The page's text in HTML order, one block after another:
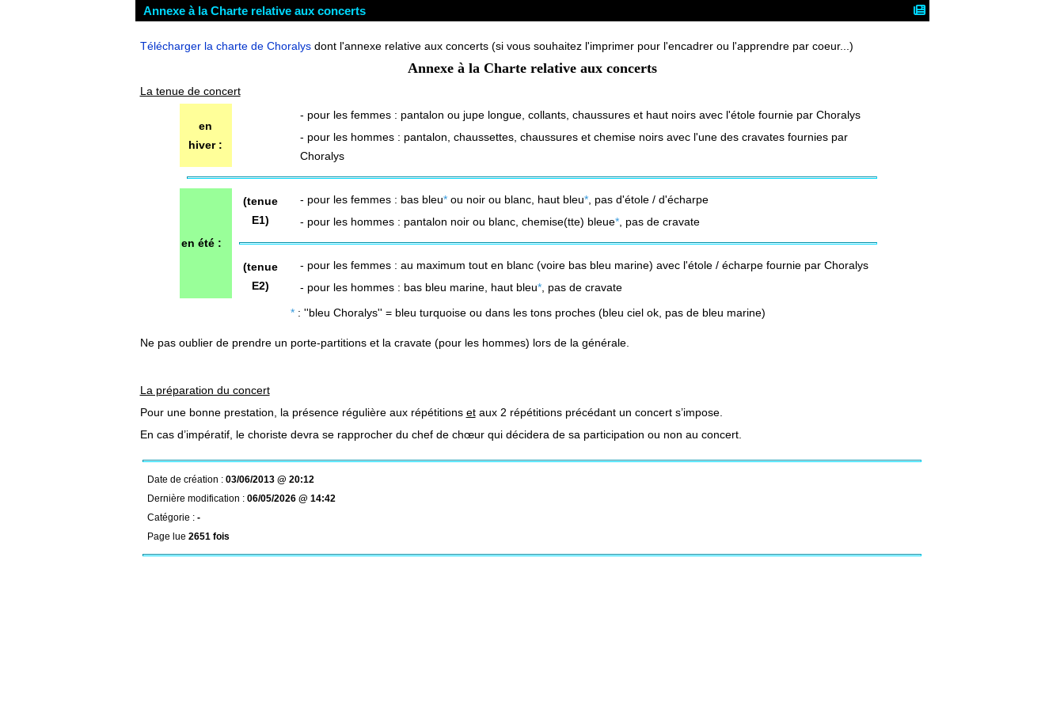
Annexe à la Charte relative aux concerts
Télécharger la charte de Choralysdont l'annexe relative aux concerts (si vous souhaitez l'imprimer pour l'encadrer ou l'apprendre par coeur...)
Annexe à la Charte relative aux concerts
La tenue de concert
en
hiver :
- pour les femmes : pantalon ou jupe longue, collants, chaussures et haut noirs avec l'étole fournie par Choralys
- pour les hommes : pantalon, chaussettes, chaussures et chemise noirs avec l'une des cravates fournies par
Choralys
en été :
(tenue
E1)
- pour les femmes : bas bleu*ou noir ou blanc, haut bleu*, pas d'étole / d'écharpe
- pour les hommes : pantalon noirou blanc, chemise(tte) bleue*, pas de cravate
(tenue
E2)
- pour les femmes : au maximum tout en blanc (voire bas bleu marine) avec l'étole / écharpe fournie par Choralys
- pour les hommes : bas bleu marine, haut bleu*, pas de cravate
*: ''bleu Choralys'' = bleu turquoise ou dans les tons proches (bleu ciel ok, pas de bleu marine)
Ne pas oublier de prendre un porte-partitions et la cravate (pour les hommes) lors de la générale.
La préparation du concert
Pour une bonne prestation, la présence régulière aux répétitions etaux 2 répétitions précédant un concert s’impose.
En cas d’impératif, le choriste devra se rapprocher du chef de chœur qui décidera de sa participation ou non au concert.
Date de création : 03/06/2013 @ 20:12
Dernière modification : 06/05/2026 @ 14:42
Catégorie : -
Page lue 2651 fois